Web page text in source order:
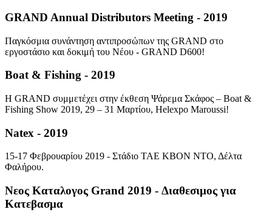
GRAND Annual Distributors Meeting - 2019
Παγκόσμια συνάντηση αντιπροσώπων της GRAND στο
εργοστάσιο και δοκιμή του Νέου - GRAND D600!
Boat & Fishing - 2019
Η GRAND συμμετέχει στην έκθεση Ψάρεμα Σκάφος – Boat &
Fishing Show 2019, 29 – 31 Μαρτίου, Helexpo Maroussi!
Natex - 2019
15-17 Φεβρουαρίου 2019 - Στάδιο ΤΑΕ ΚΒΟΝ ΝΤΟ, Δέλτα
Φαλήρου.
Νεος Καταλογος Grand 2019 - Διαθεσιμος για
Κατεβασμα